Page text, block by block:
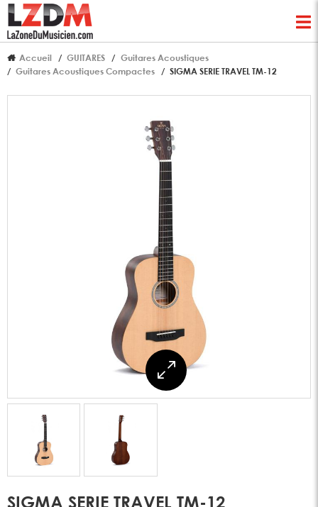
Accueil GUITARES
Guitares Acoustiques
Guitares Acoustiques Compactes
SIGMA SERIE TRAVEL TM-12
SIGMA SERIE TRAVEL TM-12